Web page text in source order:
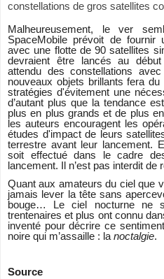
constellations de gros satellites
Malheureusement, le ver
SpaceMobile prévoit de fournir
avec une flotte de 90 satellites
devraient être lancés au
attendu des constellations
nouveaux objets brillants fera
stratégies d'évitement une
d’autant plus que la tendance
plus en plus grands et de plus
les auteurs encouragent les
études d'impact de leurs
terrestre avant leur lancement.
soit effectué dans le cadre
lancement. Il n’est pas interdit de
Quant aux amateurs du ciel que
jamais lever la tête sans
bouge… Le ciel nocturne ne
trentenaires et plus ont connu
inventé pour décrire ce
noire qui m’assaille : la noctalgie.
Source